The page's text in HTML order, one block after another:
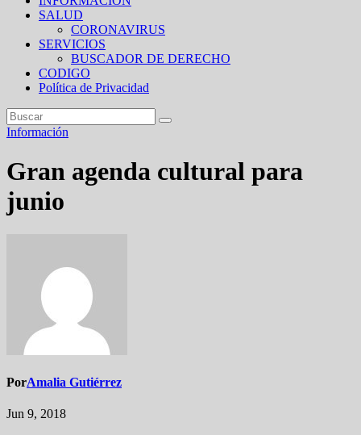
SALUD
CORONAVIRUS
SERVICIOS
BUSCADOR DE DERECHO
CODIGO
Política de Privacidad
Información
Gran agenda cultural para
junio
PorAmalia Gutiérrez
Jun 9, 2018